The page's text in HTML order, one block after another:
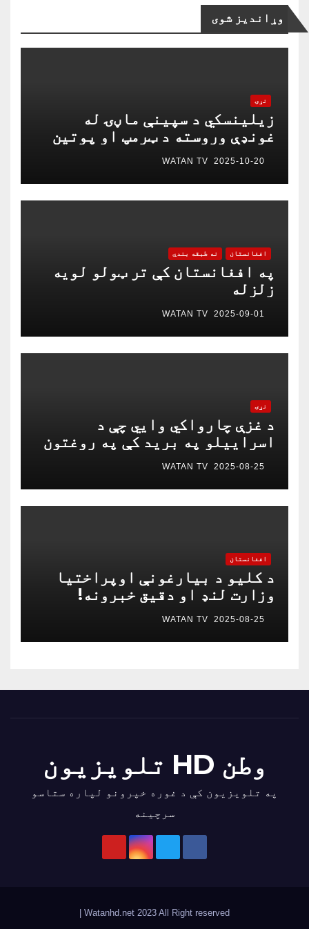
وړاندیز شوی
نړۍ
زیلینسکي د سپینې ماڼۍ له
غونډې وروسته د ټرمپ او پوتین
په خبرو اترو کې د ګډون لپاره
چمتو دی
2025-10-20
WATAN TV
افغانستان نه طبقه بندي
په افغانستان کې تر ټولو لویه
زلزله
2025-09-01
WATAN TV
نړۍ
د غزې چارواکي وايي چې د
اسراییلو په برید کې په روغتون
باندې د ۱۵ کسانو په ګډون څلور
خبریالان وژل شوي دي
2025-08-25
WATAN TV
افغانستان
د کلیو د بیارغونې اوپراختیا
وزارت لنډ او دقیق خبرونه!
2025-08-25
WATAN TV
وطن HD تلویزیون
په تلویزیون کې د غوره خپرونو لپاره ستاسو
سرچینه
Watanhd.net 2023 All Right reserved